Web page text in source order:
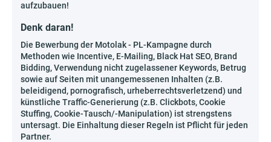
aufzubauen!
Denk daran!
Die Bewerbung der Motolak - PL-Kampagne durch
Methoden wie Incentive, E-Mailing, Black Hat SEO, Brand
Bidding, Verwendung nicht zugelassener Keywords, Betrug
sowie auf Seiten mit unangemessenen Inhalten (z.B.
beleidigend, pornografisch, urheberrechtsverletzend) und
künstliche Traffic-Generierung (z.B. Clickbots, Cookie
Stuffing, Cookie-Tausch/-Manipulation) ist strengstens
untersagt. Die Einhaltung dieser Regeln ist Pflicht für jeden
Partner.